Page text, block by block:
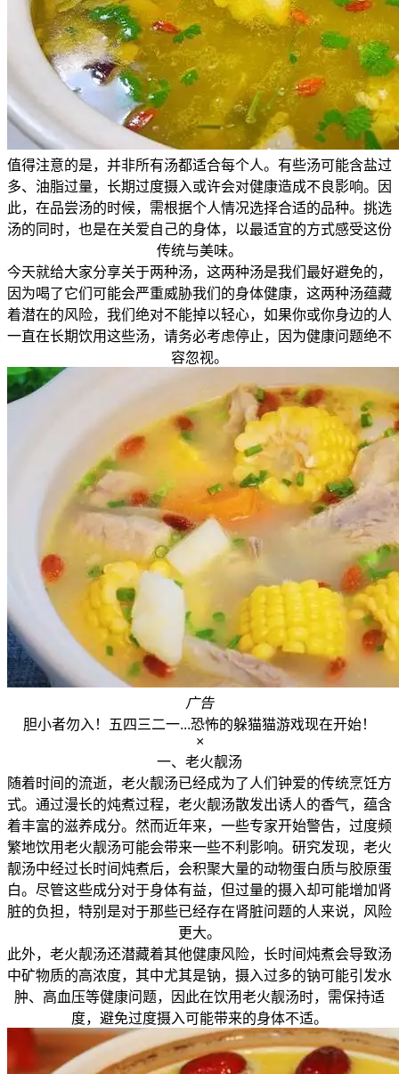
值得注意的是，并非所有汤都适合每个人。有些汤可能含盐过
多、油脂过量，长期过度摄入或许会对健康造成不良影响。因
此，在品尝汤的时候，需根据个人情况选择合适的品种。挑选
汤的同时，也是在关爱自己的身体，以最适宜的方式感受这份
传统与美味。
今天就给大家分享关于两种汤，这两种汤是我们最好避免的，
因为喝了它们可能会严重威胁我们的身体健康，这两种汤蕴藏
着潜在的风险，我们绝对不能掉以轻心，如果你或你身边的人
一直在长期饮用这些汤，请务必考虑停止，因为健康问题绝不
容忽视。
广告
胆小者勿入！五四三二一...恐怖的躲猫猫游戏现在开始！
×
一、老火靓汤
随着时间的流逝，老火靓汤已经成为了人们钟爱的传统烹饪方
式。通过漫长的炖煮过程，老火靓汤散发出诱人的香气，蕴含
着丰富的滋养成分。然而近年来，一些专家开始警告，过度频
繁地饮用老火靓汤可能会带来一些不利影响。研究发现，老火
靓汤中经过长时间炖煮后，会积聚大量的动物蛋白质与胶原蛋
白。尽管这些成分对于身体有益，但过量的摄入却可能增加肾
脏的负担，特别是对于那些已经存在肾脏问题的人来说，风险
更大。
此外，老火靓汤还潜藏着其他健康风险，长时间炖煮会导致汤
中矿物质的高浓度，其中尤其是钠，摄入过多的钠可能引发水
肿、高血压等健康问题，因此在饮用老火靓汤时，需保持适
度，避免过度摄入可能带来的身体不适。